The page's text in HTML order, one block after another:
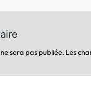
sera pas publiée. Les